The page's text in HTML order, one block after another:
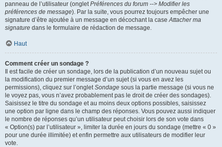
panneau de l’utilisateur (ongletPréférences du forum --> Modifier les
préférences de message). Par la suite, vous pourrez toujours empêcher une
signature d’être ajoutée à un message en décochant la caseAttacher ma
signature dans le formulaire de rédaction de message.
Haut
Comment créer un sondage ?
Il est facile de créer un sondage, lors de la publication d’un nouveau sujet ou
la modification du premier message d’un sujet (si vous en avez les
permissions), cliquez sur l’ongletSondage sous la partie message (si vous ne
le voyez pas, vous n’avez probablement pas le droit de créer des sondages).
Saisissez le titre du sondage et au moins deux options possibles, saisissez
une option par ligne dans le champ des réponses. Vous pouvez aussi indiquer
le nombre de réponses qu’un utilisateur peut choisir lors de son vote dans
« Option(s) par l’utilisateur », limiter la durée en jours du sondage (mettre « 0 »
pour une durée illimitée) et enfin permettre aux utilisateurs de modifier leur
vote.